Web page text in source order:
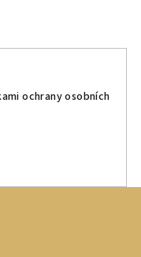
ochrany osobních